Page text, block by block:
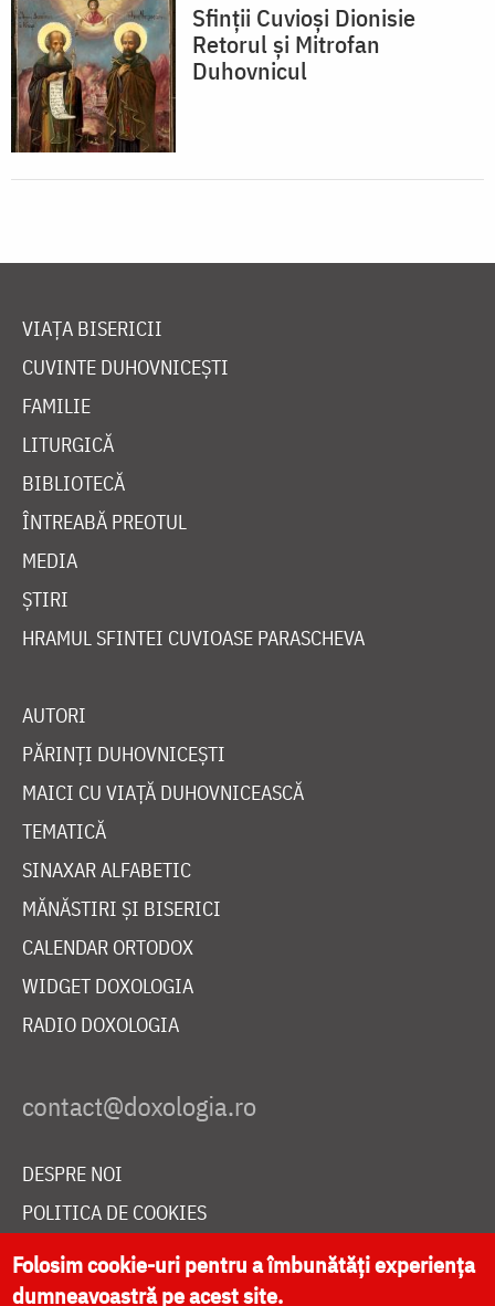
Sfinții Cuvioși Dionisie
Retorul și Mitrofan
Duhovnicul
VIAȚA BISERICII
CUVINTE DUHOVNICEȘTI
FAMILIE
LITURGICĂ
BIBLIOTECĂ
ÎNTREABĂ PREOTUL
MEDIA
ȘTIRI
HRAMUL SFINTEI CUVIOASE PARASCHEVA
AUTORI
PĂRINȚI DUHOVNICEȘTI
MAICI CU VIAȚĂ DUHOVNICEASCĂ
TEMATICĂ
SINAXAR ALFABETIC
MĂNĂSTIRI ȘI BISERICI
CALENDAR ORTODOX
WIDGET DOXOLOGIA
RADIO DOXOLOGIA
DESPRE NOI
POLITICA DE COOKIES
DONEAZĂ ONLINE PENTRU CATEDRALA NAȚIONALĂ
Folosim cookie-uri pentru a îmbunătăți experiența
dumneavoastră pe acest site.